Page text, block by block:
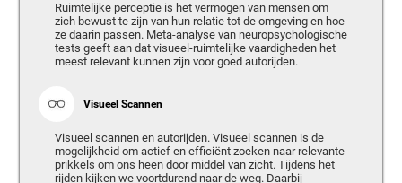
Ruimtelijke perceptie is het vermogen van mensen om
zich bewust te zijn van hun relatie tot de omgeving en hoe
ze daarin passen. Meta-analyse van neuropsychologische
tests geeft aan dat visueel-ruimtelijke vaardigheden het
meest relevant kunnen zijn voor goed autorijden.
Visueel Scannen
Visueel scannen en autorijden. Visueel scannen is de
mogelijkheid om actief en efficiënt zoeken naar relevante
prikkels om ons heen door middel van zicht. Tijdens het
rijden kijken we voortdurend naar de weg. Daarbij